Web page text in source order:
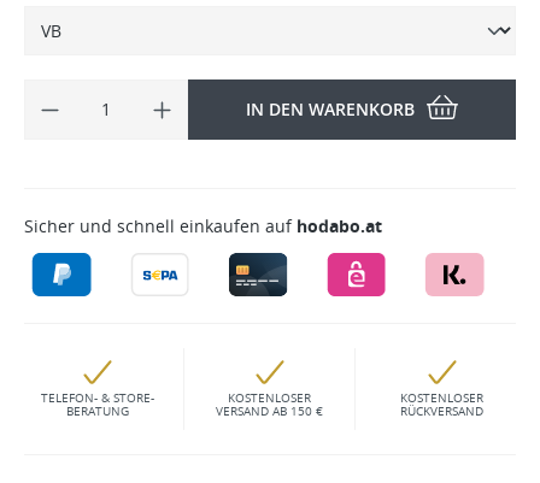
IN DEN WARENKORB
Sicher und schnell einkaufen auf hodabo.at
TELEFON- & STORE-
BERATUNG
KOSTENLOSER
VERSAND AB 150 €
KOSTENLOSER
RÜCKVERSAND